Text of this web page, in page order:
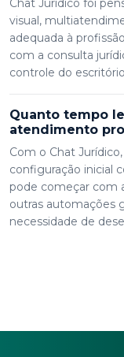
Chat Jurídico foi
visual,
adequada à
com a consulta
controle do
Quanto tempo
atendimento
Com o Chat
configuração inicial
pode começar com
outras automações
necessidade de